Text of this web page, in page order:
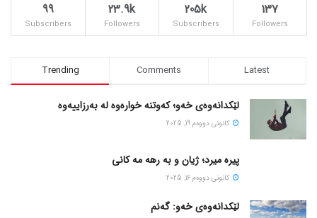
137
Followers
205k
Subscribers
23.9k
Followers
99
Subscribers
Trending Comments Latest
لێکدانەوەی خەو؛ کەوتنە خوارەوە لە بەرزاییەوە
كانونی دووه‌م 19, 2025
پیره میرد؛ ژیان و به رهه مه کانی
كانونی دووه‌م 16, 2025
لێکدانەوەی خەو: گەنم